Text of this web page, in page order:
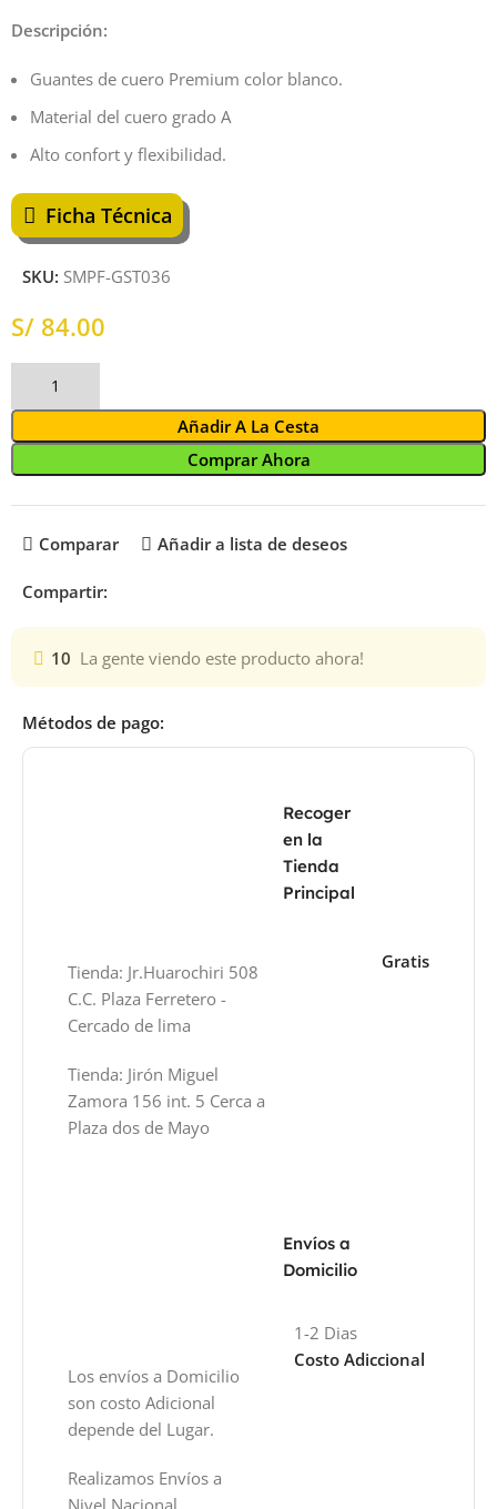
Descripción:
Guantes de cuero Premium color blanco.
Material del cuero grado A
Alto confort y flexibilidad.
Ficha Técnica
SKU: SMPF-GST036
S/
Añadir A La Cesta
Comprar Ahora
Comparar Añadir a lista de deseos
Compartir:
10 La gente viendo este producto ahora!
Métodos de pago:
Recoger
en la
Tienda
Principal
Tienda: Jr.Huarochiri 508
C.C. Plaza Ferretero -
Cercado de lima
Tienda: Jirón Miguel
Zamora 156 int. 5 Cerca a
Plaza dos de Mayo
Gratis
Envíos a
Domicilio
Los envíos a Domicilio
son costo Adicional
depende del Lugar.
Realizamos Envíos a
Nivel Nacional
1-2 Dias
Costo Adiccional